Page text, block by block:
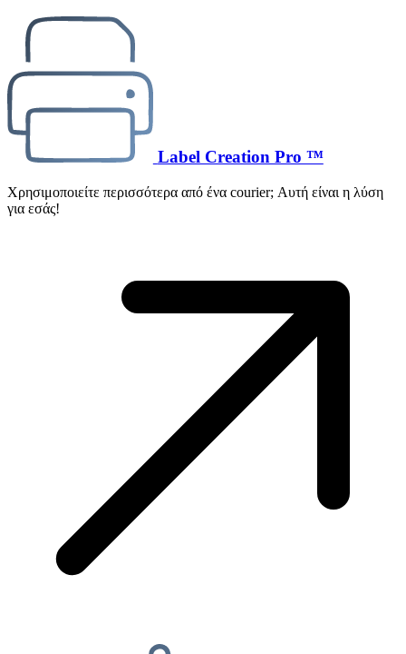
Label Creation Pro ™
Χρησιμοποιείτε περισσότερα από ένα courier; Αυτή είναι η λύση
για εσάς!